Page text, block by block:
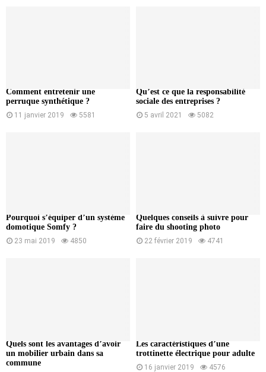
Comment entretenir une
perruque synthétique ?
11 janvier 2019 5581
Qu’est ce que la responsabilité
sociale des entreprises ?
5 avril 2021 5082
Pourquoi s’équiper d’un système
domotique Somfy ?
23 mai 2019 4850
Quelques conseils à suivre pour
faire du shooting photo
22 février 2019 4741
Quels sont les avantages d’avoir
un mobilier urbain dans sa
commune
Les caractéristiques d’une
trottinette électrique pour adulte
16 janvier 2019 4576